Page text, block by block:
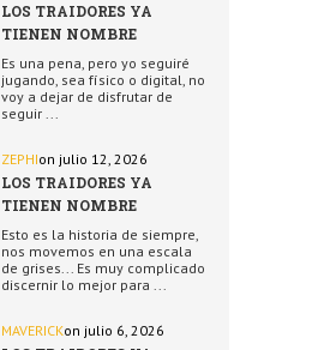
LOS TRAIDORES YA
TIENEN NOMBRE
Es una pena, pero yo seguiré
jugando, sea físico o digital, no
voy a dejar de disfrutar de
seguir ...
ZEPHIon julio 12, 2026
LOS TRAIDORES YA
TIENEN NOMBRE
Esto es la historia de siempre,
nos movemos en una escala
de grises... Es muy complicado
discernir lo mejor para ...
MAVERICKon julio 6, 2026